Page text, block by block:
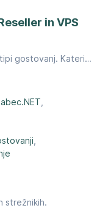
in VPS
Osnovne razlike med tremi različnimi tipi gostovanj. Kateri je nabolj primeren za vas?
strežnikih.